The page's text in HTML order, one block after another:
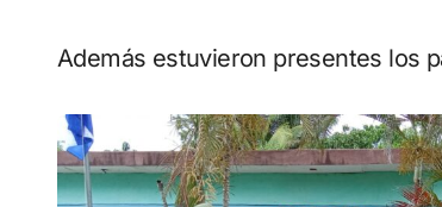
Además estuvieron presentes los